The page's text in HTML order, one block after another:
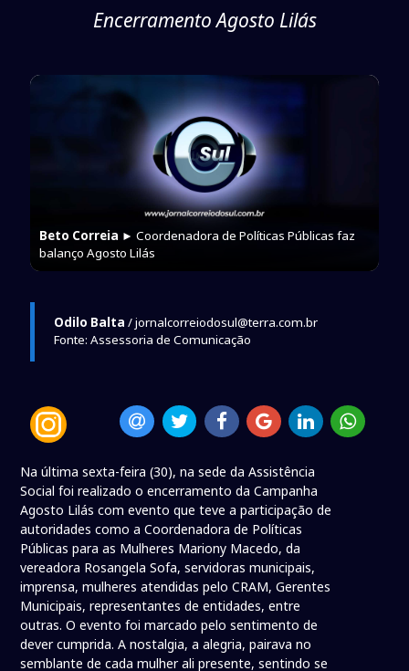
Encerramento Agosto Lilás
Beto Correia ► Coordenadora de Políticas Públicas faz
balanço Agosto Lilás
Odilo Balta / jornalcorreiodosul@terra.com.br
Fonte: Assessoria de Comunicação
Na última sexta-feira (30), na sede da Assistência
Social foi realizado o encerramento da Campanha
Agosto Lilás com evento que teve a participação de
autoridades como a Coordenadora de Políticas
Públicas para as Mulheres Mariony Macedo, da
vereadora Rosangela Sofa, servidoras municipais,
imprensa, mulheres atendidas pelo CRAM, Gerentes
Municipais, representantes de entidades, entre
outras. O evento foi marcado pelo sentimento de
dever cumprida. A nostalgia, a alegria, pairava no
semblante de cada mulher ali presente, sentindo se